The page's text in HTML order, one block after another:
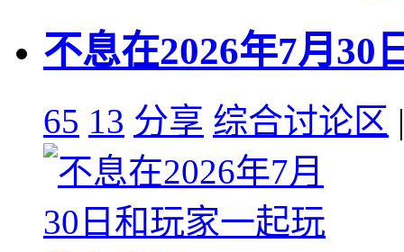
不息在2026年7月30
65 13 分享 综合讨论区